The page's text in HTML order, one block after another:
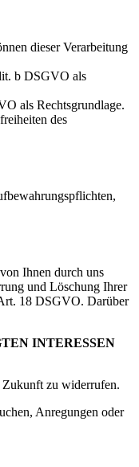
dieser Verarbeitung
b DSGVO als
als Rechtsgrundlage.
des
Ihnen durch uns
und Löschung Ihrer
18 DSGVO. Darüber
INTERESSEN
Zukunft zu widerrufen.
Anregungen oder